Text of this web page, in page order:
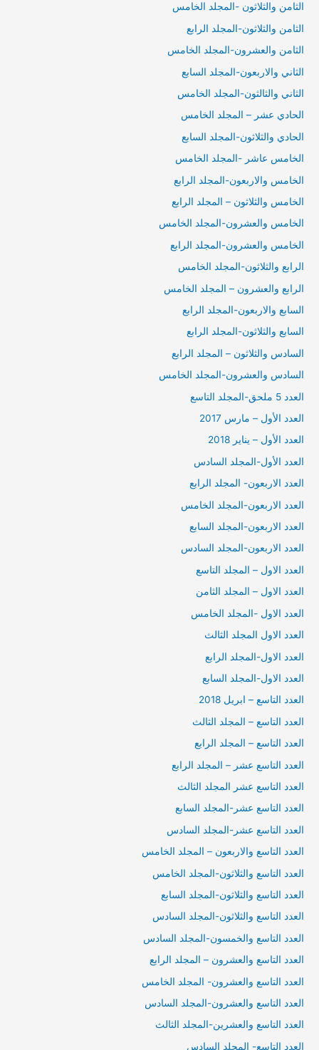
الثامن والثلاثون -المجلد الخامس
الثامن والثلاثون-المجلد الرابع
الثامن والعشرون-المجلد الخامس
الثاني والاربعون-المجلد السابع
الثاني والثالثون-المجلد الخامس
الحادي عشر – المجلد الخامس
الحادي والثلاثون-المجلد السابع
الخامس عاشر -المجلد الخامس
الخامس والاربعون-المجلد الرابع
الخامس والثلاثون – المجلد الرابع
الخامس والعشرون-المجلد الخامس
الخامس والعشرون-المجلد الرابع
الرابع والثلاثون-المجلد الخامس
الرابع والعشرون – المجلد الخامس
السابع والاربعون-المجلد الرابع
السابع والثلاثون-المجلد الرابع
السادس والثلاثون – المجلد الرابع
السادس والعشرون-المجلد الخامس
العدد 5 ملحق-المجلد التاسع
العدد الأول – مارس 2017
العدد الأول – يناير 2018
العدد الأول-المجلد السادس
العدد الاربعون- المجلد الرابع
العدد الاربعون-المجلد الخامس
العدد الاربعون-المجلد السابع
العدد الاربعون-المجلد السادس
العدد الاول – المجلد التاسع
العدد الاول – المجلد الثامن
العدد الاول -المجلد الخامس
العدد الاول المجلد الثالث
العدد الاول-المجلد الرابع
العدد الاول-المجلد السابع
العدد التاسع – ابريل 2018
العدد التاسع – المجلد الثالث
العدد التاسع – المجلد الرابع
العدد التاسع عشر – المجلد الرابع
العدد التاسع عشر المجلد الثالث
العدد التاسع عشر-المجلد السابع
العدد التاسع عشر-المجلد السادس
العدد التاسع والاربعون – المجلد الخامس
العدد التاسع والثلاثون-المجلد الخامس
العدد التاسع والثلاثون-المجلد السابع
العدد التاسع والثلاثون-المجلد السادس
العدد التاسع والخمسون-المجلد السادس
العدد التاسع والعشرون – المجلد الرابع
العدد التاسع والعشرون- المجلد الخامس
العدد التاسع والعشرون-المجلد السادس
العدد التاسع والعشرين-المجلد الثالث
العدد التاسع- المجلد السادس